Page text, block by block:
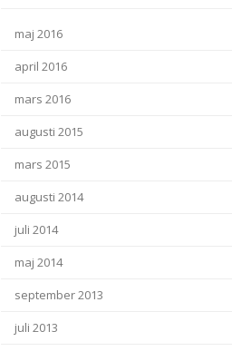
maj 2016
april 2016
mars 2016
augusti 2015
mars 2015
augusti 2014
juli 2014
maj 2014
september 2013
juli 2013